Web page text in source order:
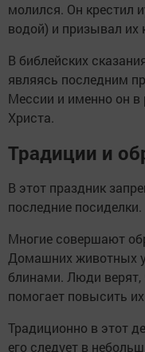
молился. Он крестил
водой) и призывал их
В библейских
являясь последним
Мессии и именно он в
Христа.
Традиции и
В этот праздник
последние посиделки.
Многие совершают
Домашних животных
блинами. Люди верят,
помогает повысить
Традиционно в этот
его следует в